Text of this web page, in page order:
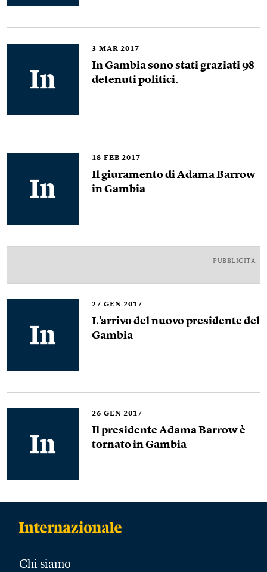
3 MAR 2017
In Gambia sono stati graziati 98
detenuti politici.
18 FEB 2017
Il giuramento di Adama Barrow
in Gambia
PUBBLICITÀ
27 GEN 2017
L’arrivo del nuovo presidente del
Gambia
26 GEN 2017
Il presidente Adama Barrow è
tornato in Gambia
Chi siamo